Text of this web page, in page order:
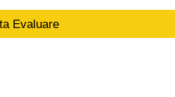
Evaluare